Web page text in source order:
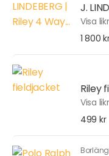
J.
Visa
1 800
Riley
Visa
499 kr